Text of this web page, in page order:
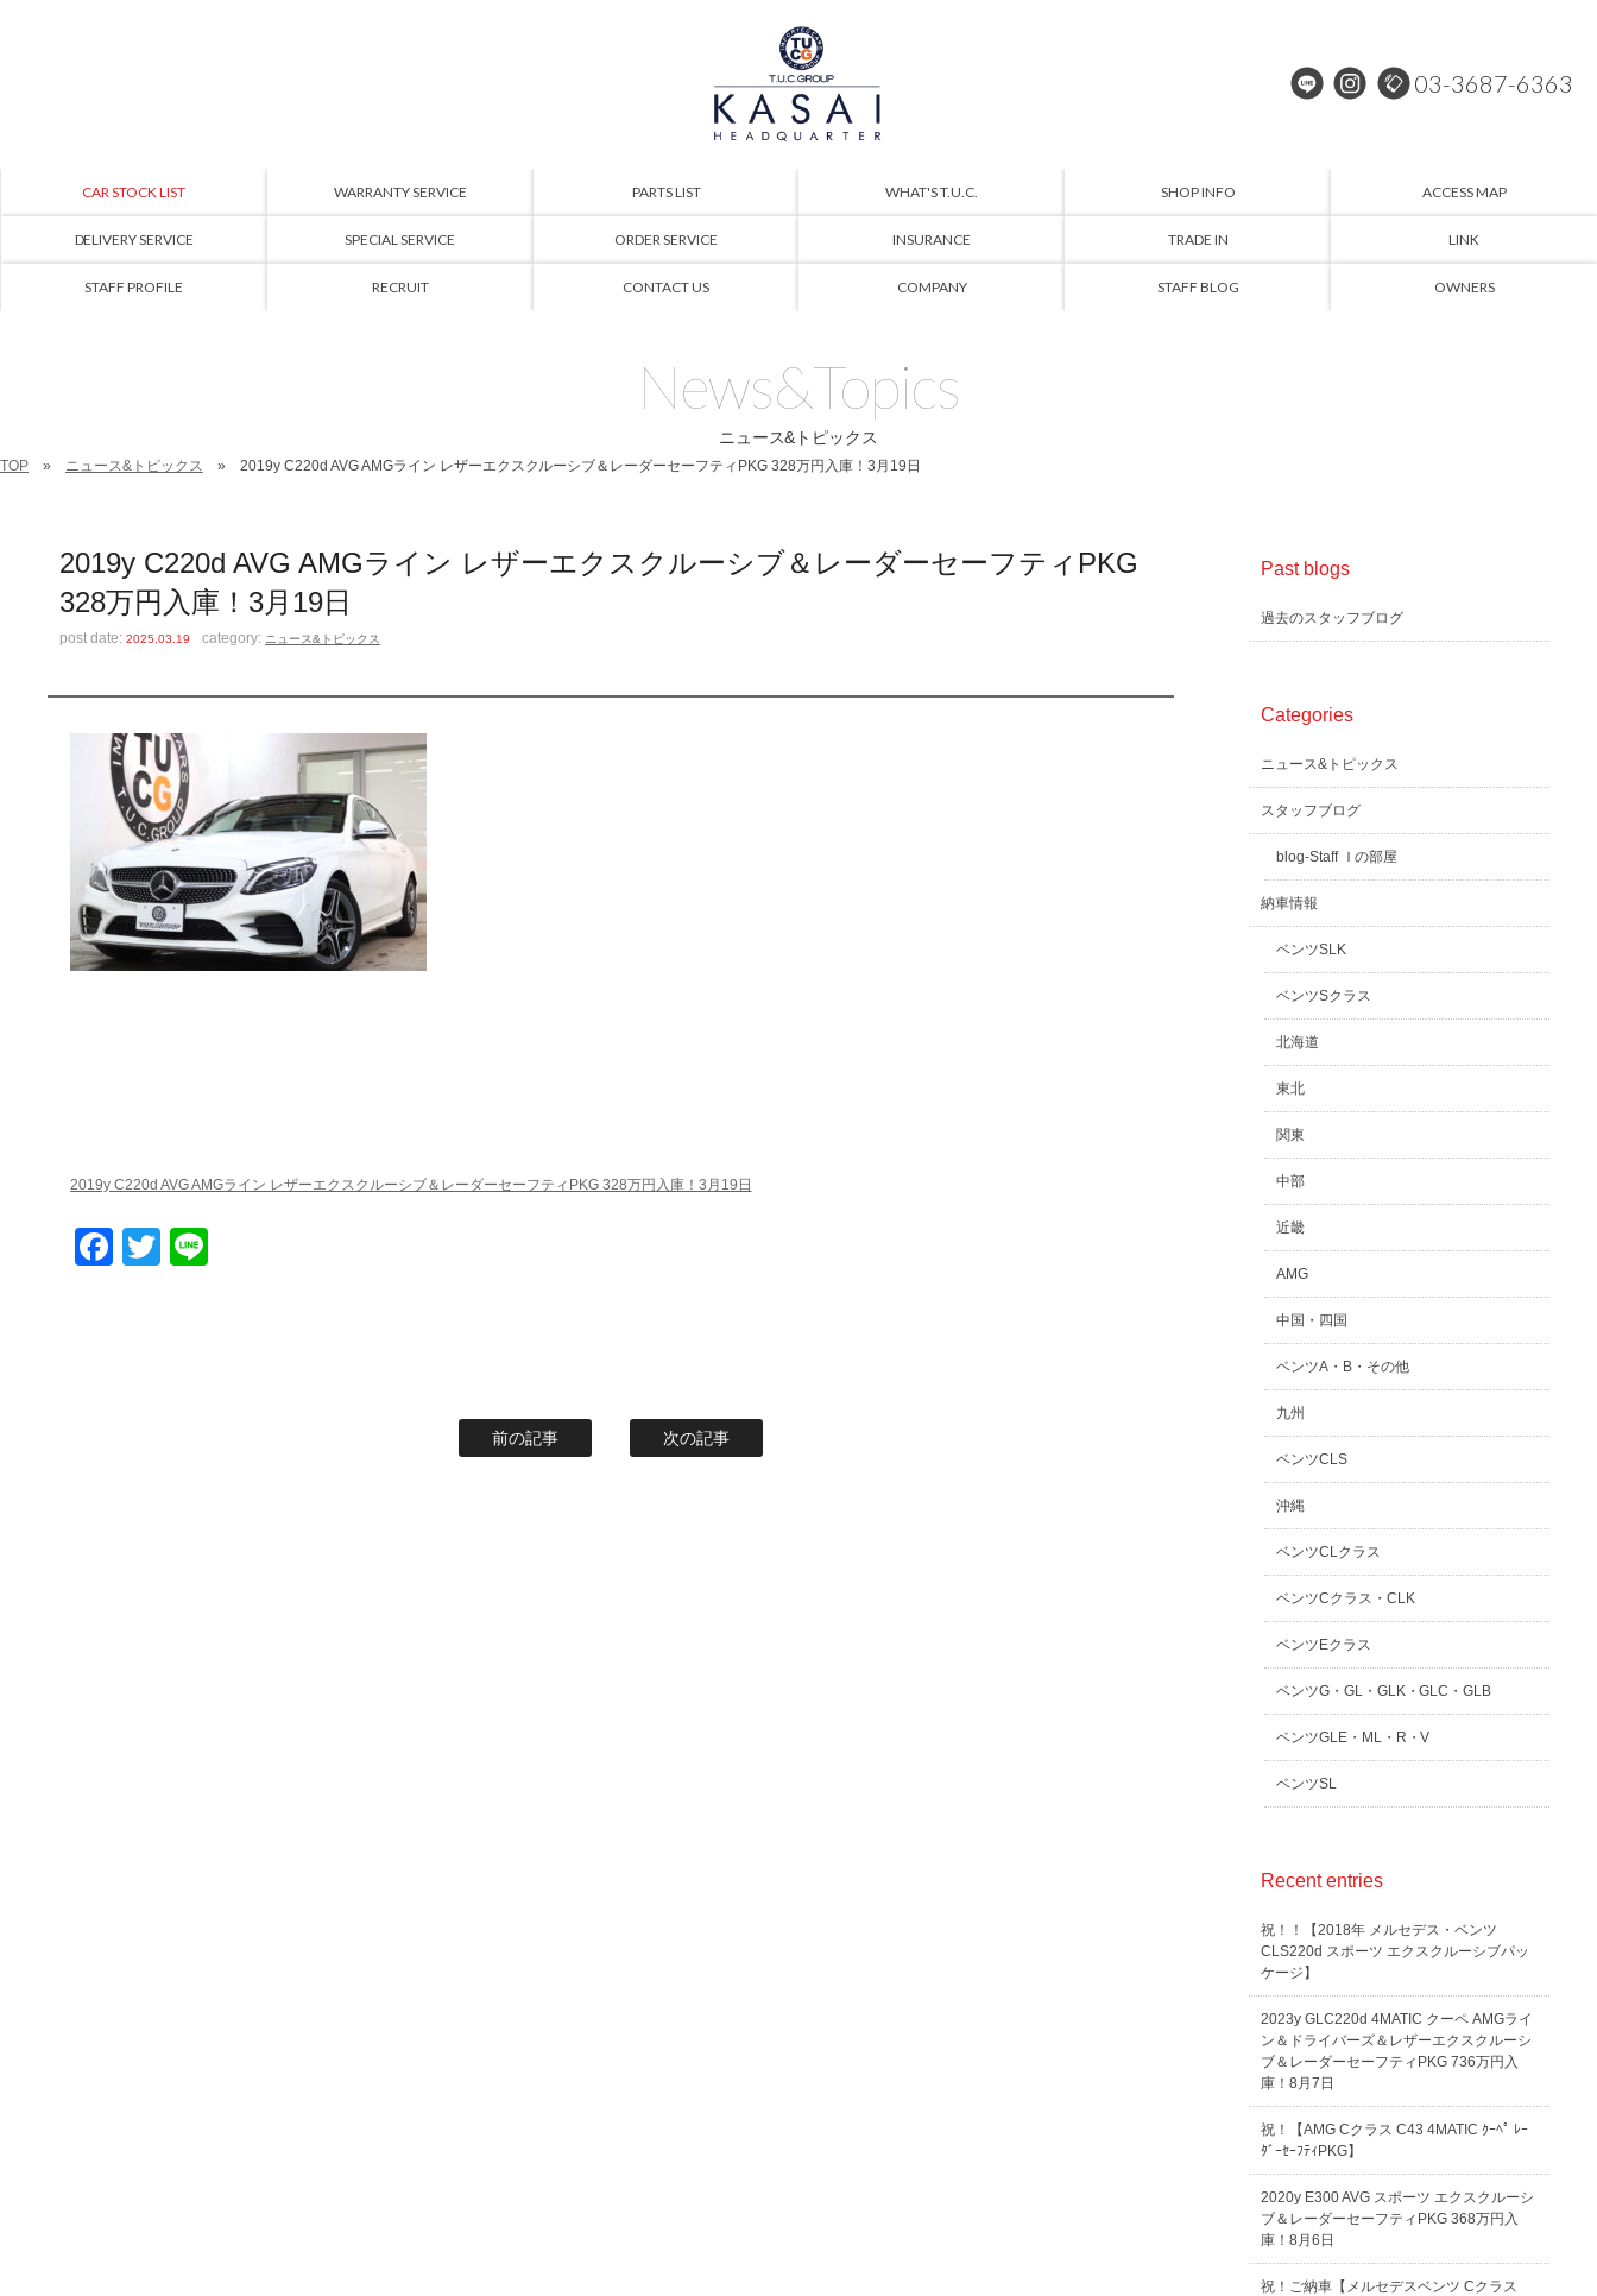
03-3687-6363
CAR STOCK LIST WARRANTY SERVICE PARTS LIST WHAT'S T.U.C. SHOP INFO ACCESS MAP
DELIVERY SERVICE SPECIAL SERVICE ORDER SERVICE INSURANCE TRADE IN LINK
STAFF PROFILE RECRUIT CONTACT US COMPANY STAFF BLOG OWNERS
News&Topics
ニュース&トピックス
TOP ニュース&トピックス 2019y C220d AVG AMGライン レザーエクスクルーシブ＆レーダーセーフティPKG 328万円入庫！3月19日
2019y C220d AVG AMGライン レザーエクスクルーシブ＆レーダーセーフティPKG
328万円入庫！3月19日
post date:2025.03.19 category: ニュース&トピックス
2019y C220d AVG AMGライン レザーエクスクルーシブ＆レーダーセーフティPKG 328万円入庫！3月19日
Facebook
Twitter
前の記事 次の記事
Past blogs
過去のスタッフブログ
Categories
ニュース&トピックス
スタッフブログ
blog-Staff Ｉの部屋
納車情報
ベンツSLK
ベンツSクラス
北海道
東北
関東
中部
近畿
AMG
中国・四国
ベンツA・B・その他
九州
ベンツCLS
沖縄
ベンツCLクラス
ベンツCクラス・CLK
ベンツEクラス
ベンツG・GL・GLK・GLC・GLB
ベンツGLE・ML・R・V
ベンツSL
Recent entries
祝！！【2018年 メルセデス・ベンツ
CLS220d スポーツ エクスクルーシブパッ
ケージ】
2023y GLC220d 4MATIC クーペ AMGライ
ン＆ドライバーズ＆レザーエクスクルーシ
ブ＆レーダーセーフティPKG 736万円入
庫！8月7日
祝！【AMG Cクラス C43 4MATIC ｸｰﾍﾟ ﾚｰ
ﾀﾞｰｾｰﾌﾃｨPKG】
2020y E300 AVG スポーツ エクスクルーシ
ブ＆レーダーセーフティPKG 368万円入
庫！8月6日
祝！ご納車【メルセデスベンツ Cクラス